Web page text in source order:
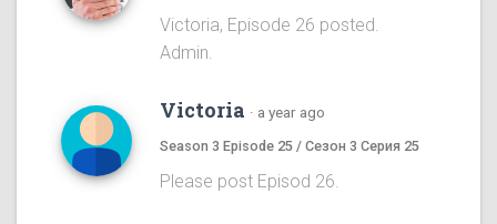
Victoria, Episode 26 posted.
Admin.
Victoria · a year ago
Season 3 Episode 25 / Сезон 3 Серия 25
Please post Episod 26.